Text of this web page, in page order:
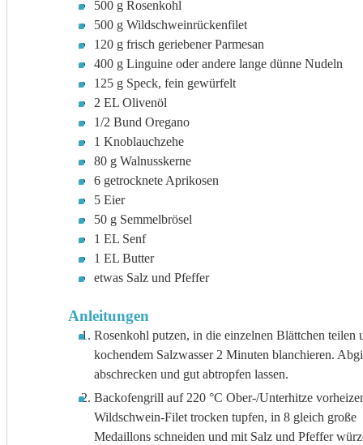
500 g Rosenkohl
500 g Wildschweinrückenfilet
120 g frisch geriebener Parmesan
400 g Linguine oder andere lange dünne Nudeln
125 g Speck, fein gewürfelt
2 EL Olivenöl
1/2 Bund Oregano
1 Knoblauchzehe
80 g Walnusskerne
6 getrocknete Aprikosen
5 Eier
50 g Semmelbrösel
1 EL Senf
1 EL Butter
etwas Salz und Pfeffer
Anleitungen
Rosenkohl putzen, in die einzelnen Blättchen teilen
kochendem Salzwasser 2 Minuten blanchieren.
abschrecken und gut abtropfen lassen.
Backofengrill auf 220 °C Ober-/Unterhitze
Wildschwein-Filet trocken tupfen, in 8 gleich große
Medaillons schneiden und mit Salz und Pfeffer